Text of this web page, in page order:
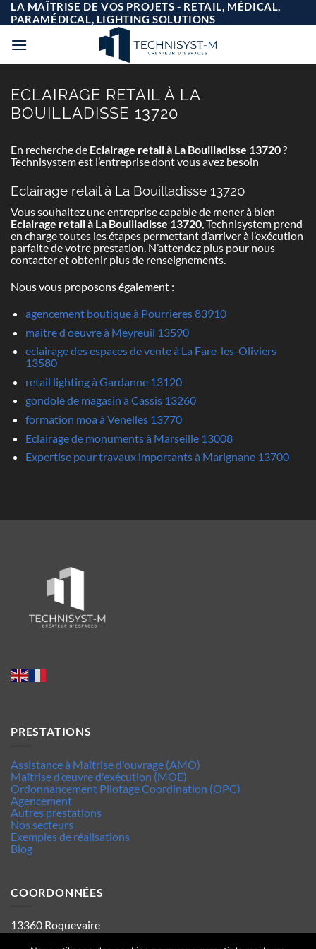
Passer
au
contenu
LA MAÎTRISE DE VOS PROJETS - RETAIL, MÉDICAL,
PARAMÉDICAL, LIGHTING SOLUTIONS
ECLAIRAGE RETAIL À LA
BOUILLADISSE 13720
En recherche de Eclairage retail à La Bouilladisse 13720?
Technisystem est l’entreprise dont vous avez besoin
Eclairage retail à La Bouilladisse 13720
Vous souhaitez une entreprise capable de mener à bien
Eclairage retail à La Bouilladisse 13720, Technisystem prend
en charge toutes les étapes permettant d’arriver à l’exécution
parfaite de votre prestation. N’attendez plus pour nous
contacter et obtenir plus de renseignements.
Nous vous proposons également :
agencement boutique à Pourrieres 83910
maitre d oeuvre à Meyreuil 13590
eclairage des espaces de vente à La Fare-les-Oliviers
13580
retail lighting à Gardanne 13120
gondole de magasin à Cassis 13260
formation moa à Venelles 13770
Eclairage de monuments à Marseille 13008
Expertise pour travaux importants à Marignane 13700
PRESTATIONS
Assistance à Maîtrise d'ouvrage (AMO)
Maîtrise d’œuvre d'exécution (MOE)
Ordonnancement Pilotage Coordination (OPC)
Agencement
Autres prestations
Nos secteurs
Exemples de réalisations
Blog
COORDONNÉES
13360 Roquevaire
Tel : 06.63.70.62.44